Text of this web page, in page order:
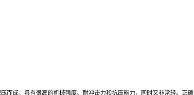
而成，具有很高的机械强度、耐冲击力和抗压能力，同时又非常轻。正确